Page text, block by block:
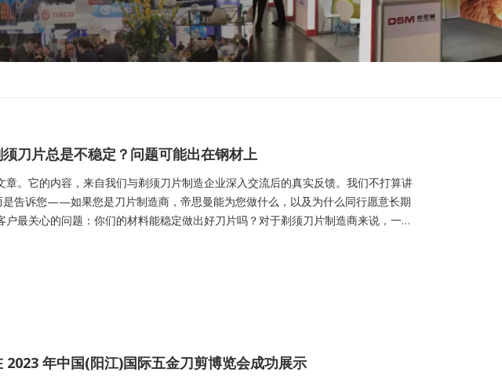
刀片总是不稳定？问题可能出在钢材上
章。它的内容，来自我们与剃须刀片制造企业深入交流后的真实反馈。我们不打算讲
是告诉您——如果您是刀片制造商，帝思曼能为您做什么，以及为什么同行愿意长期
户最关心的问题：你们的材料能稳定做出好刀片吗？对于剃须刀片制造商来说，一枚
遇到过这些头疼的问题：--- 热处理后硬度不均匀，刀片出现“软点”或脆裂？--- 材料厚
冲压模具频繁损坏？--- 不同批次的材料性能不一致，成品率忽上忽下？--- 供应商只会
2023 年中国(阳江)国际五金刀剪博览会成功展示